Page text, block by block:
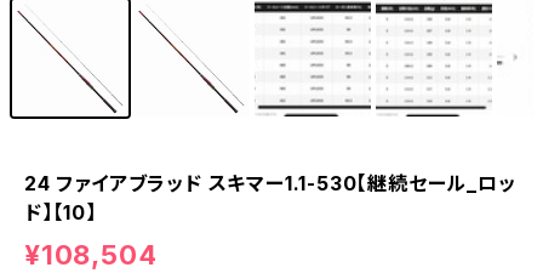
24 ファイアブラッド スキマー1.1-530【継続セール_ロッ
ド】【10】
¥108,504